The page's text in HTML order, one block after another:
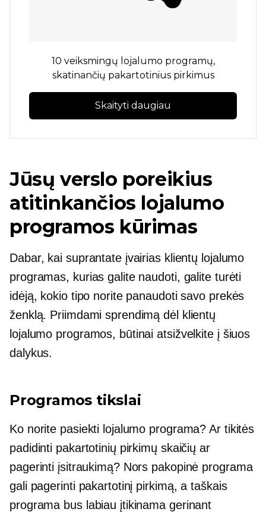
10 veiksmingų lojalumo programų,
skatinančių pakartotinius pirkimus
Skaityti daugiau
Jūsų verslo poreikius
atitinkančios lojalumo
programos kūrimas
Dabar, kai suprantate įvairias klientų lojalumo
programas, kurias galite naudoti, galite turėti
idėją, kokio tipo norite panaudoti savo prekės
ženklą. Priimdami sprendimą dėl klientų
lojalumo programos, būtinai atsižvelkite į šiuos
dalykus.
Programos tikslai
Ko norite pasiekti lojalumo programa? Ar tikitės
padidinti pakartotinių pirkimų skaičių ar
pagerinti įsitraukimą? Nors pakopinė programa
gali pagerinti pakartotinį pirkimą, ataškais
programa bus labiau įtikinama gerinant